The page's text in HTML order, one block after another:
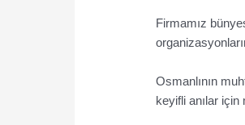
Firmamız
Osmanlının
keyifli anılar